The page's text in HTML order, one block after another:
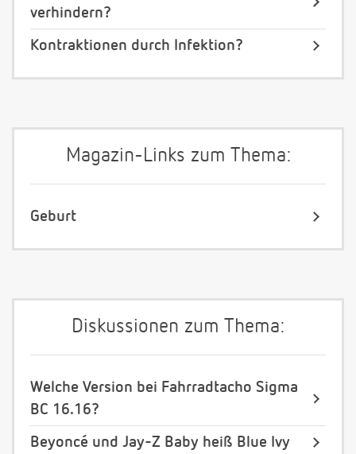
verhindern?
Kontraktionen durch Infektion?
Magazin-Links zum Thema:
Geburt
Diskussionen zum Thema:
Welche Version bei Fahrradtacho Sigma
BC 16.16?
Beyoncé und Jay-Z Baby heiß Blue Ivy